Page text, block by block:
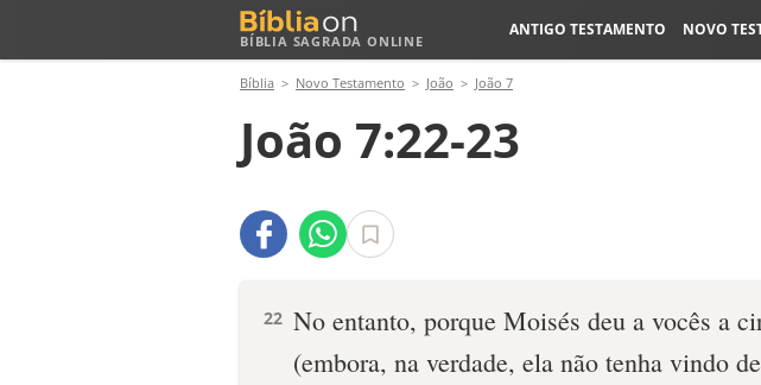
BÍBLIA SAGRADA ONLINE
ANTIGO TESTAMENTO NOVO
Bíblia Novo Testamento João João 7
João 7:22-23
22 No entanto, porque Moisés deu a vocês a
(embora, na verdade, ela não tenha vindo